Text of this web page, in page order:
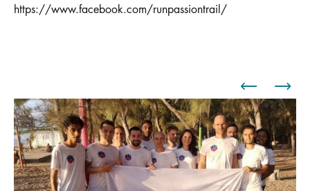
https://www.facebook.com/runpassiontrail/